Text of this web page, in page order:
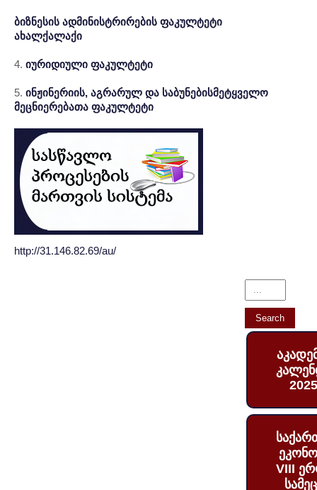
ბიზნესის ადმინისტრირების ფაკულტეტი
ახალქალაქი
4. იურიდიული ფაკულტეტი
5. ინჟინერიის, აგრარულ და საბუნებისმეტყველო
მეცნიერებათა ფაკულტეტი
http://31.146.82.69/au/
VIII